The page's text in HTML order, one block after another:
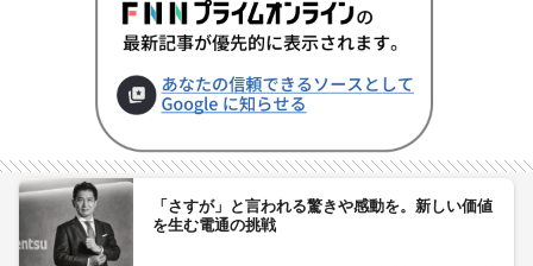
「さすが」と言われる驚きや感動を。新しい価値
を生む電通の挑戦